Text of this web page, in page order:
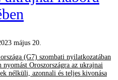
május 20.
(G7) szombati nyilatkozatában
Oroszországra az ukrajnai
nélküli, azonnali és teljes kivonása